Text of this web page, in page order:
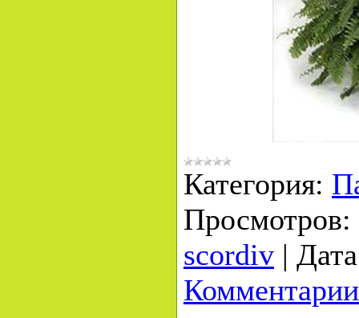
Категория:
Просмотров:
scordiv |